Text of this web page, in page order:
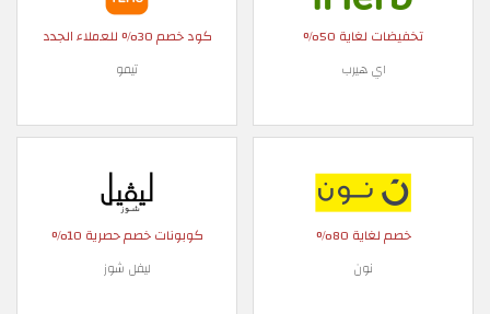
تخفيضات لغاية 50%
اي هيرب
كود خصم 30% للعملاء الجدد
تيمو
خصم لغاية 80%
نون
كوبونات خصم حصرية 10%
ليفل شوز